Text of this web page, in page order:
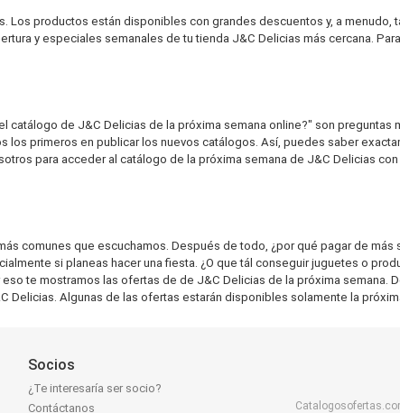
productos están disponibles con grandes descuentos y, a menudo,
y especiales semanales de tu tienda J&C Delicias más cercana.
de J&C Delicias de la próxima semana online?" son preguntas
primeros en publicar los nuevos catálogos. Así, puedes saber
para acceder al catálogo de la próxima semana de J&C Delicias
comunes que escuchamos. Después de todo, ¿por qué pagar de
si planeas hacer una fiesta. ¿O que tál conseguir juguetes o
te mostramos las ofertas de de J&C Delicias de la próxima semana.
Algunas de las ofertas estarán disponibles solamente la
Socios
¿Te interesaría ser socio?
Contáctanos